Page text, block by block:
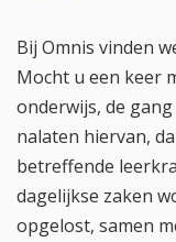
Bij Omnis vinden
Mocht u een keer
onderwijs, de
nalaten hiervan,
betreffende
dagelijkse zaken
opgelost, samen